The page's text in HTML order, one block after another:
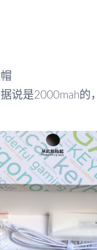
说是2000mah的